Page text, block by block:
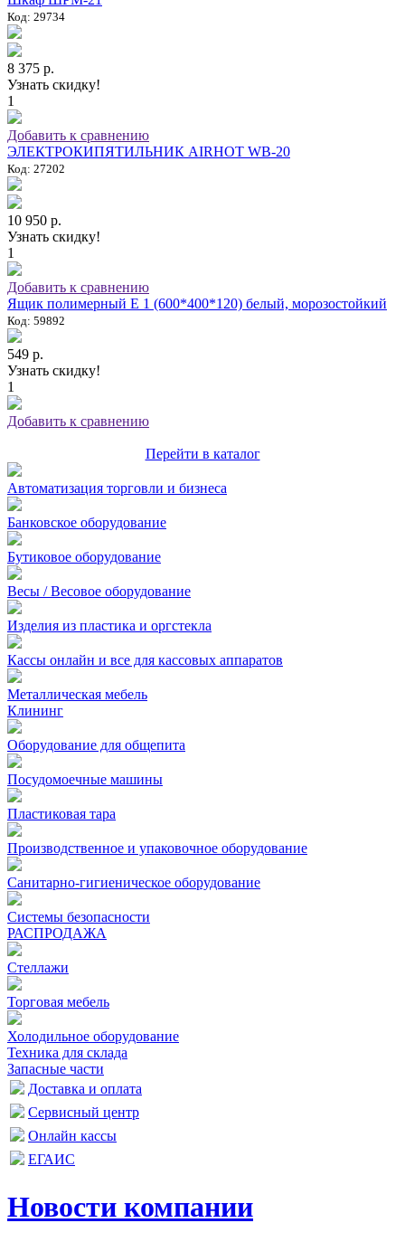
Код: 29734
8 375 р.
Узнать скидку!
1
Добавить к сравнению
ЭЛЕКТРОКИПЯТИЛЬНИК AIRHOT WB-20
Код: 27202
10 950 р.
Узнать скидку!
1
Добавить к сравнению
Ящик полимерный E 1 (600*400*120) белый, морозостойкий
Код: 59892
549 р.
Узнать скидку!
1
Добавить к сравнению
Перейти в каталог
Автоматизация торговли и бизнеса
Банковское оборудование
Бутиковое оборудование
Весы / Весовое оборудование
Изделия из пластика и оргстекла
Кассы онлайн и все для кассовых аппаратов
Металлическая мебель
Клининг
Оборудование для общепита
Посудомоечные машины
Пластиковая тара
Производственное и упаковочное оборудование
Санитарно-гигиеническое оборудование
Системы безопасности
РАСПРОДАЖА
Стеллажи
Торговая мебель
Холодильное оборудование
Техника для склада
Запасные части
Доставка и оплата
Сервисный центр
Онлайн кассы
ЕГАИС
Новости компании